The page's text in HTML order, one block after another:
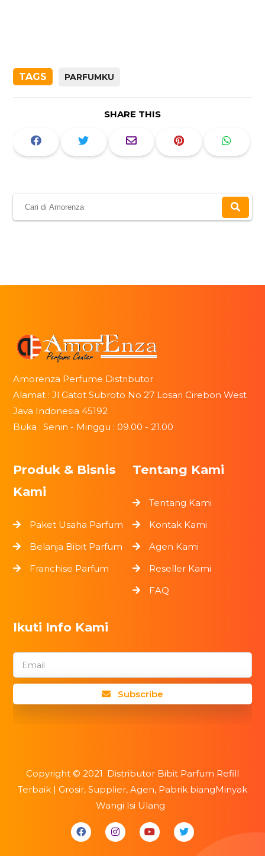
TAGS PARFUMKU
SHARE THIS
Amorenza Perfume Distributor
Alamat : Jl Gatot Subroto No 27 Losari Cirebon West
Java Indonesia 45192
Buka : Senin - Minggu : 09.00 - 21.00
Produk & Bisnis
Kami
Paket Usaha Parfum
Belanja Bibit Parfum
Franchise Parfum
Tentang Kami
Tentang Kami
Kontak Kami
Agen Kami
Reseller Kami
FAQ
Ikuti Info Kami
Email
Subscribe
Copyright © 2021 Distributor Bibit Parfum Refill
Terbaik | Grosir, Supplier, Agen, Pabrik biangMinyak
Wangi Isi Ulang